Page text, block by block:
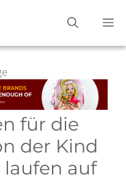
für die
der Kind
laufen auf